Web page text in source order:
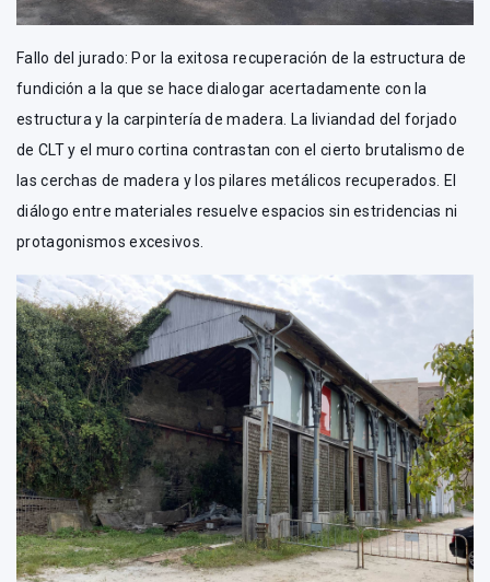
Fallo del jurado: Por la exitosa recuperación de la estructura de
fundición a la que se hace dialogar acertadamente con la
estructura y la carpintería de madera. La liviandad del forjado
de CLT y el muro cortina contrastan con el cierto brutalismo de
las cerchas de madera y los pilares metálicos recuperados. El
diálogo entre materiales resuelve espacios sin estridencias ni
protagonismos excesivos.